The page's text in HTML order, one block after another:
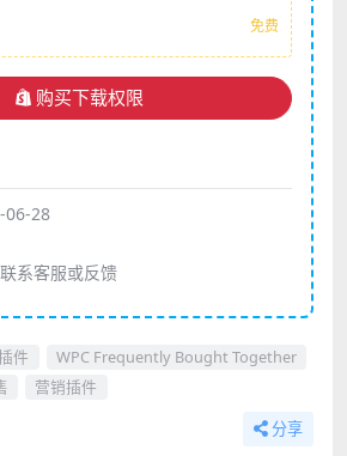
免费
购买下载权限
06-28
系客服或反馈
件
WPC Frequently Bought Together
营销插件
分享